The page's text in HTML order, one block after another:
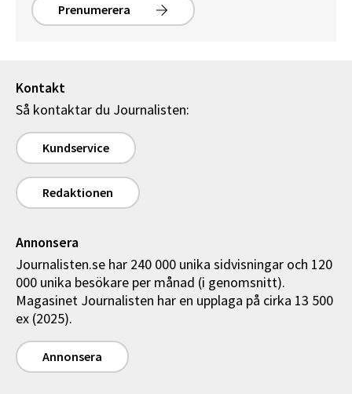
Prenumerera
Kontakt
Så kontaktar du Journalisten:
Kundservice
Redaktionen
Annonsera
Journalisten.se har 240 000 unika sidvisningar och 120
000 unika besökare per månad (i genomsnitt).
Magasinet Journalisten har en upplaga på cirka 13 500
ex (2025).
Annonsera